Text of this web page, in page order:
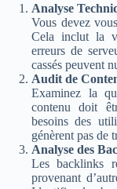
Analyse
Vous devez
Cela inclut la
erreurs de
cassés peuvent
Audit de
Examinez la
contenu doit
besoins des
génèrent pas de
Analyse des
Les backlinks
provenant